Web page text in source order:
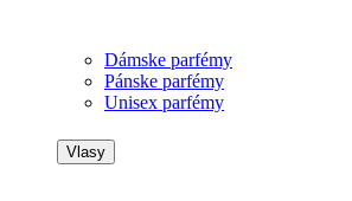
Dámske parfémy
Pánske parfémy
Unisex parfémy
Vlasy